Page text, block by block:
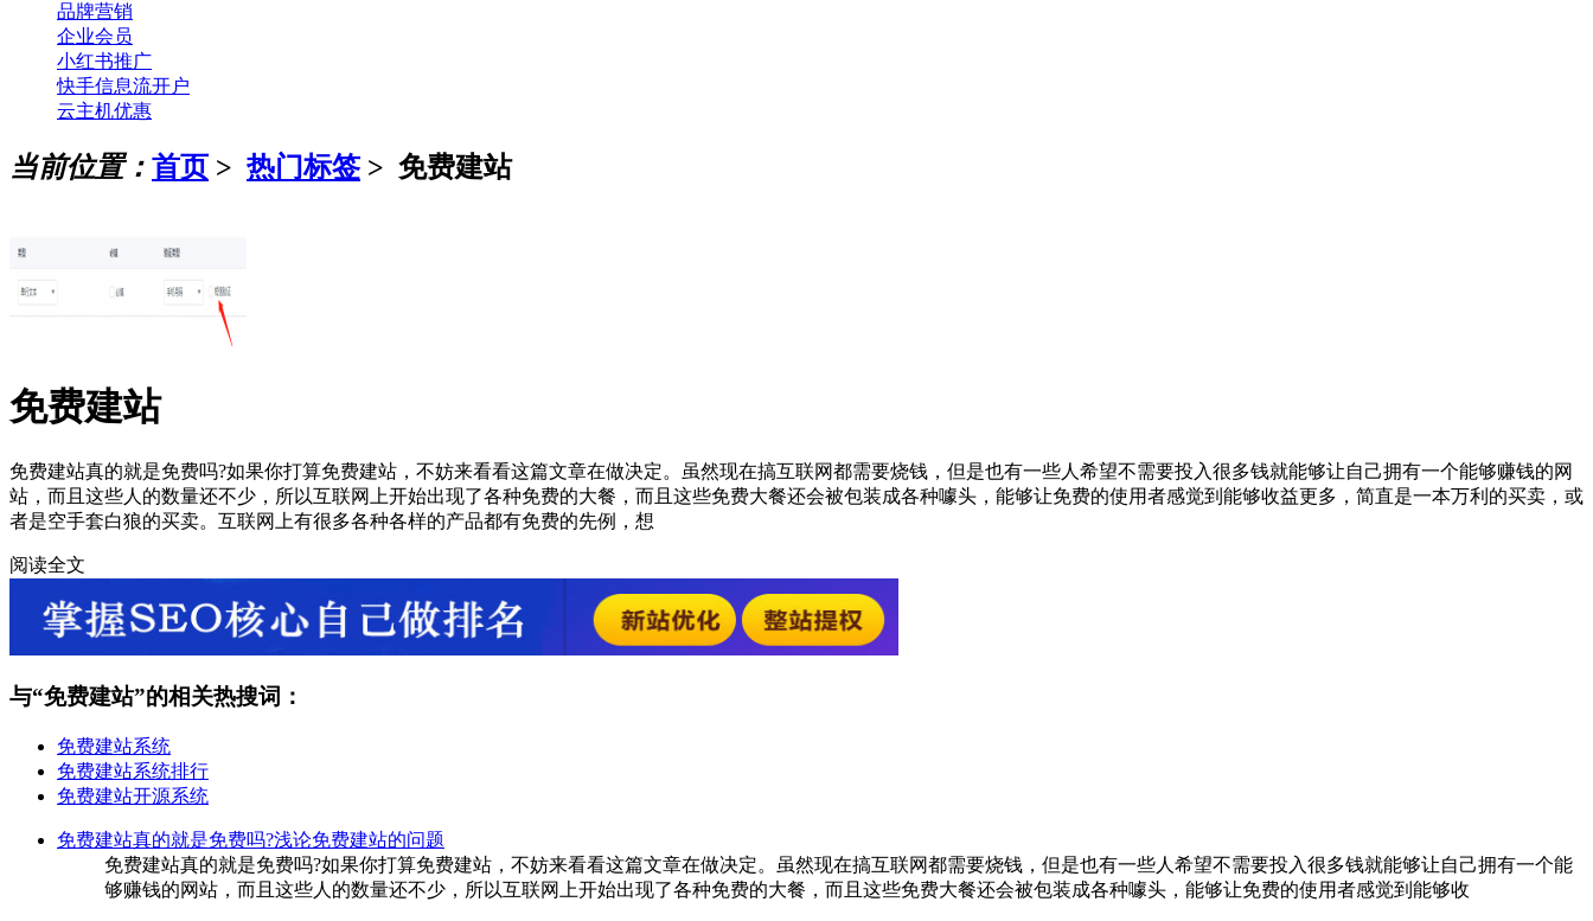
品牌营销
企业会员
小红书推广
快手信息流开户
云主机优惠
当前位置： 首页 > 热门标签 > 免费建站
免费建站
免费建站真的就是免费吗?如果你打算免费建站，不妨来看看这篇文章在做决定。虽然现在搞互联网都需要烧钱，但是也有一些人希望不需要投入很多钱就能够让自己拥有一个能够赚钱的网
站，而且这些人的数量还不少，所以互联网上开始出现了各种免费的大餐，而且这些免费大餐还会被包装成各种噱头，能够让免费的使用者感觉到能够收益更多，简直是一本万利的买卖，或
者是空手套白狼的买卖。互联网上有很多各种各样的产品都有免费的先例，想
阅读全文
与“免费建站”的相关热搜词：
免费建站系统
免费建站系统排行
免费建站开源系统
免费建站真的就是免费吗?浅论免费建站的问题
免费建站真的就是免费吗?如果你打算免费建站，不妨来看看这篇文章在做决定。虽然现在搞互联网都需要烧钱，但是也有一些人希望不需要投入很多钱就能够让自己拥有一个能
够赚钱的网站，而且这些人的数量还不少，所以互联网上开始出现了各种免费的大餐，而且这些免费大餐还会被包装成各种噱头，能够让免费的使用者感觉到能够收